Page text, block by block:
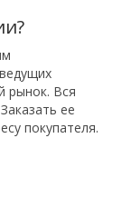
рынок. Вся
ее
покупателя.